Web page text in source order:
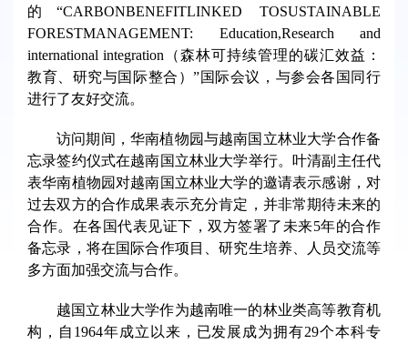
的“CARBONBENEFITLINKED TOSUSTAINABLE
FORESTMANAGEMENT: Education,Research and
international integration（森林可持续管理的碳汇效益：
教育、研究与国际整合）”国际会议，与参会各国同行
进行了友好交流。
访问期间，华南植物园与越南国立林业大学合作备
忘录签约仪式在越南国立林业大学举行。叶清副主任代
表华南植物园对越南国立林业大学的邀请表示感谢，对
过去双方的合作成果表示充分肯定，并非常期待未来的
合作。在各国代表见证下，双方签署了未来5年的合作
备忘录，将在国际合作项目、研究生培养、人员交流等
多方面加强交流与合作。
越国立林业大学作为越南唯一的林业类高等教育机
构，自1964年成立以来，已发展成为拥有29个本科专